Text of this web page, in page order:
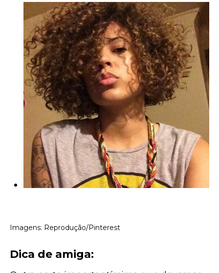
Imagens: Reprodução/Pinterest
Dica de amiga: